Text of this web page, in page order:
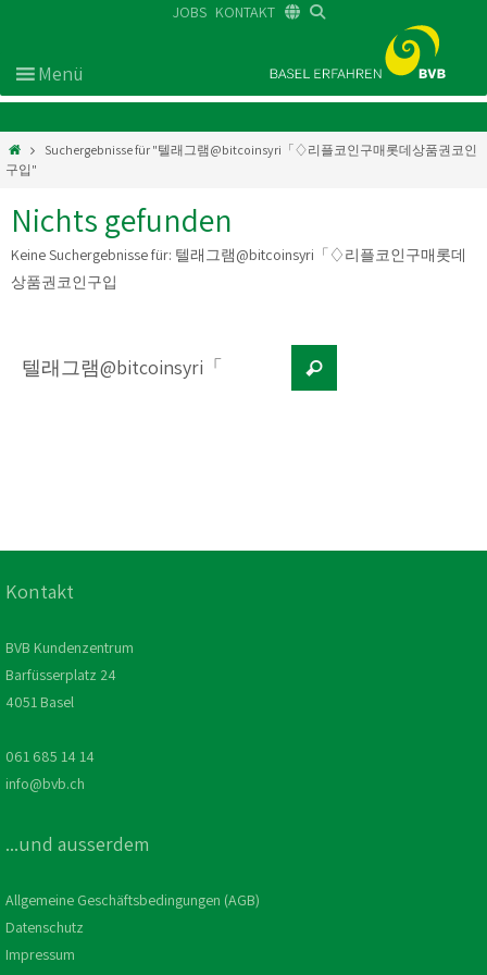
JOBS KONTAKT
Suchergebnisse für "텔래그램@bitcoinsyri「♢리플코인구매롯데상품권코인
구입"
Nichts gefunden
Keine Suchergebnisse für: 텔래그램@bitcoinsyri「♢리플코인구매롯데
상품권코인구입
Kontakt
BVB Kundenzentrum
Barfüsserplatz 24
4051 Basel
061 685 14 14
info@bvb.ch
...und ausserdem
Allgemeine Geschäftsbedingungen (AGB)
Datenschutz
Impressum